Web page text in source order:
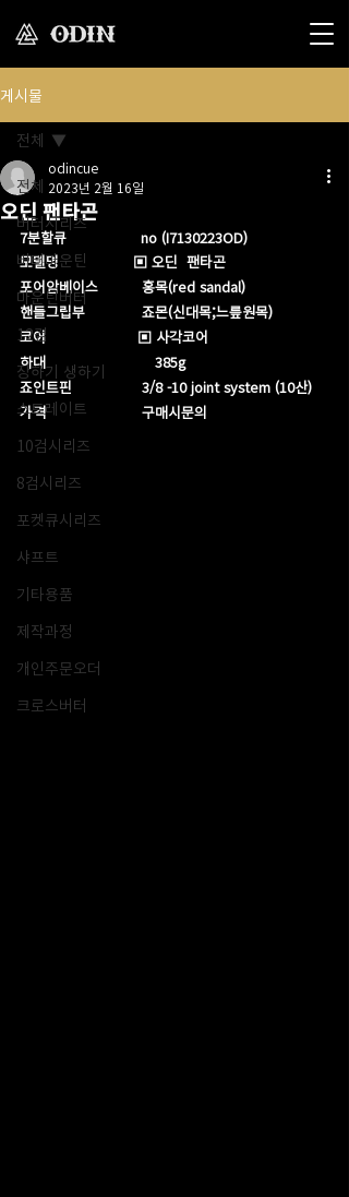
게시물
전체
버터시리즈
버터마운틴
마운틴버터
12검
장하기 생하기
스트레이트
10검시리즈
8검시리즈
포켓큐시리즈
샤프트
기타용품
제작과정
개인주문오더
크로스버터
전체
오딘 팬타곤
odincue
2023년 2월 16일
7분할큐                 no (I7130223OD)
모델명                 ▣ 오딘  팬타곤
포어암베이스          홍목(red sandal)
핸들그립부             죠몬(신대목;느릎원목)
코어                     ▣ 사각코어
하대                         385g​
죠인트핀                3/8 -10 joint system (10산)
가격                      구매시문의